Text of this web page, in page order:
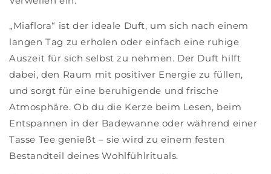
„Miaflora“ ist der ideale Duft, um sich nach einem
langen Tag zu erholen oder einfach eine ruhige
Auszeit für sich selbst zu nehmen. Der Duft hilft
dabei, den Raum mit positiver Energie zu füllen,
und sorgt für eine beruhigende und frische
Atmosphäre. Ob du die Kerze beim Lesen, beim
Entspannen in der Badewanne oder während einer
Tasse Tee genießt – sie wird zu einem festen
Bestandteil deines Wohlfühlrituals.